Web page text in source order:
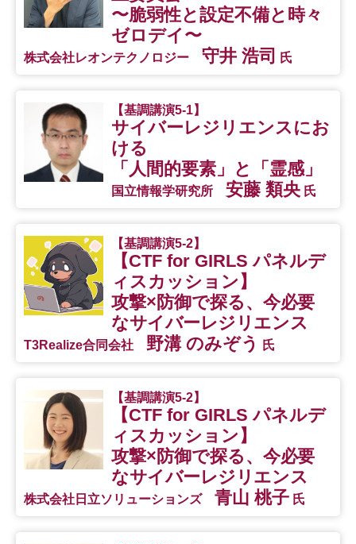
〜脆弱性と設定不備と時々
ゼロデイ〜
株式会社レオンテクノロジー 守井 浩司 氏
【基調講演5-1】
サイバーレジリエンスにお
ける
「人間的要素」と「霊感」
国立情報学研究所 安藤 類央 氏
【基調講演5-2】
【CTF for GIRLS パネルデ
ィスカッション】
攻撃×防御で探る、 今必要
なサイバーレジリエンス
T3Realize合同会社 野溝 のみぞう 氏
【基調講演5-2】
【CTF for GIRLS パネルデ
ィスカッション】
攻撃×防御で探る、 今必要
なサイバーレジリエンス
株式会社日立ソリューションズ 青山 桃子 氏